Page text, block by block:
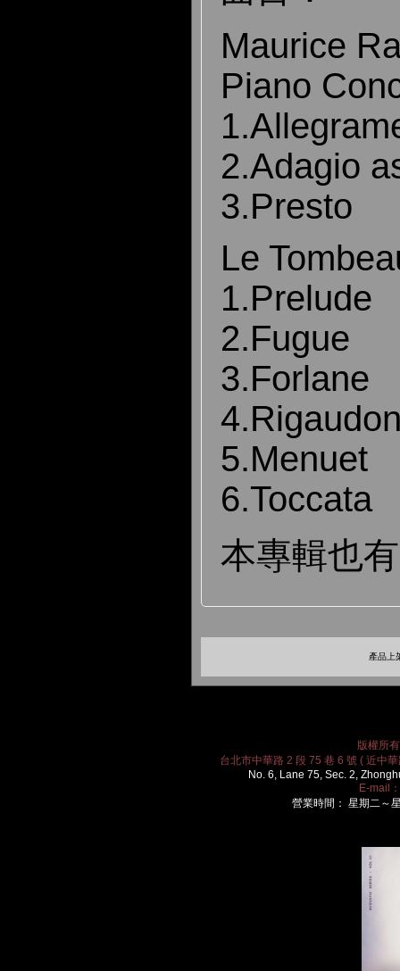
Maurice
Piano
2.Adagio
3.Presto
Le
1.Prelude
2.Fugue
3.Forlane
5.Menuet
6.Toccata
本專輯也有
產品上
版權所
台北市中華路 2 段 75 巷 6 號 ( 近中
No. 6, Lane 75, Sec. 2,
E-mail：
營業時間： 星期二～